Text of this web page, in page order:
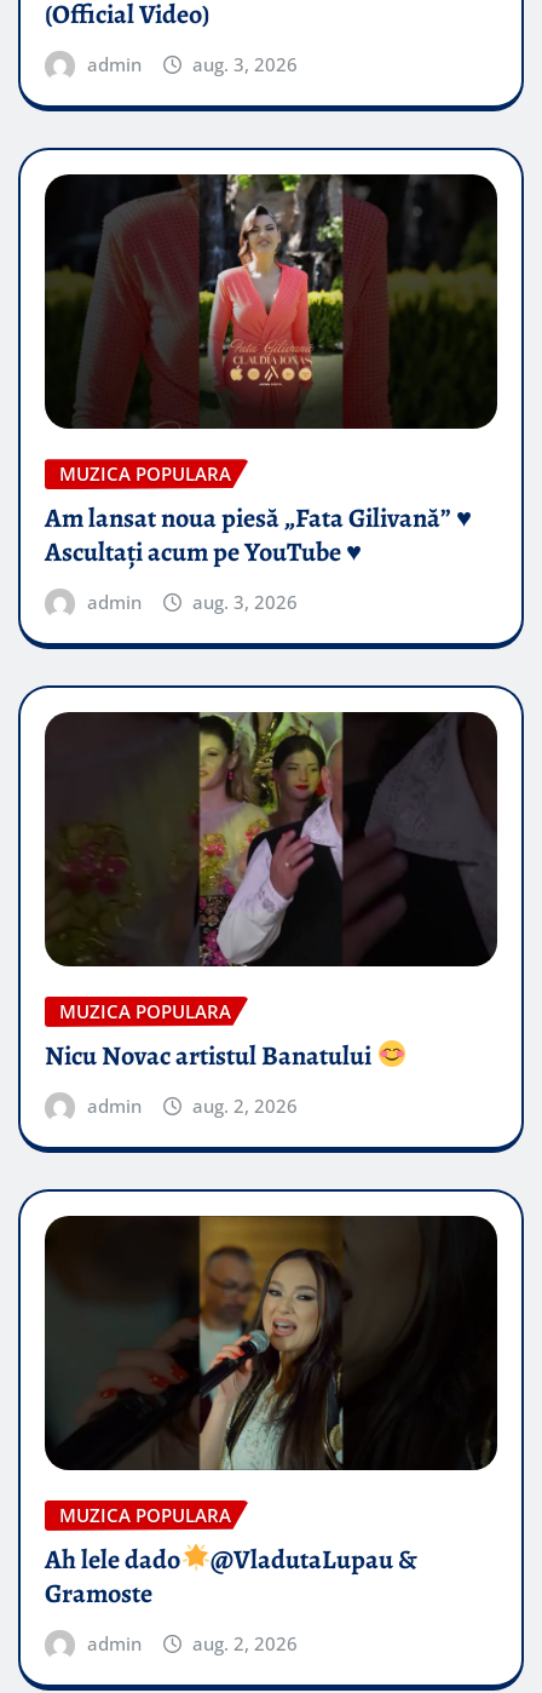
(Official Video)
admin aug. 3, 2026
MUZICA POPULARA
Am lansat noua piesă „Fata Gilivană” ♥️
Ascultați acum pe YouTube ♥️
admin aug. 3, 2026
MUZICA POPULARA
Nicu Novac artistul Banatului
admin aug. 2, 2026
MUZICA POPULARA
Ah lele dado​
@VladutaLupau &
Gramoste
admin aug. 2, 2026